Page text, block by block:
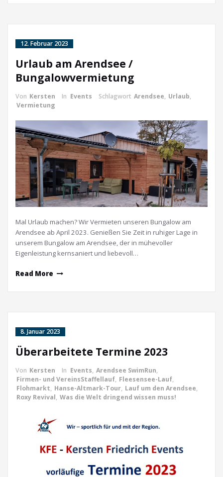
12. Februar 2023
Urlaub am Arendsee /
Bungalowvermietung
Von Kersten In Events Schlagwort Arendsee, Urlaub,
Vermietung
Mal Urlaub machen? Wir Vermieten unseren Bungalow am
Arendsee ab April 2023. Genießen Sie Zeit in ruhiger Lage in
unserem Bungalow am Arendsee, der in mühevoller
Eigenleistung kernsaniert und liebevoll…
Read More
8. Januar 2023
Überarbeitete Termine 2023
Von Kersten In Events, Arendsee SwimRun,
Firmen- und VereinsStaffellauf, Fleesensee-Lauf,
Flohmarkt, Hanse-Altmark-Tour, Lauf um den Arendsee,
Roxy Revival, Was die Welt dringend wissen muss!